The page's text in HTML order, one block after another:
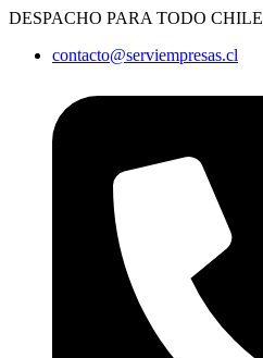
Ir
contenido
DESPACHO PARA TODO CHILE
contacto@serviempresas.cl